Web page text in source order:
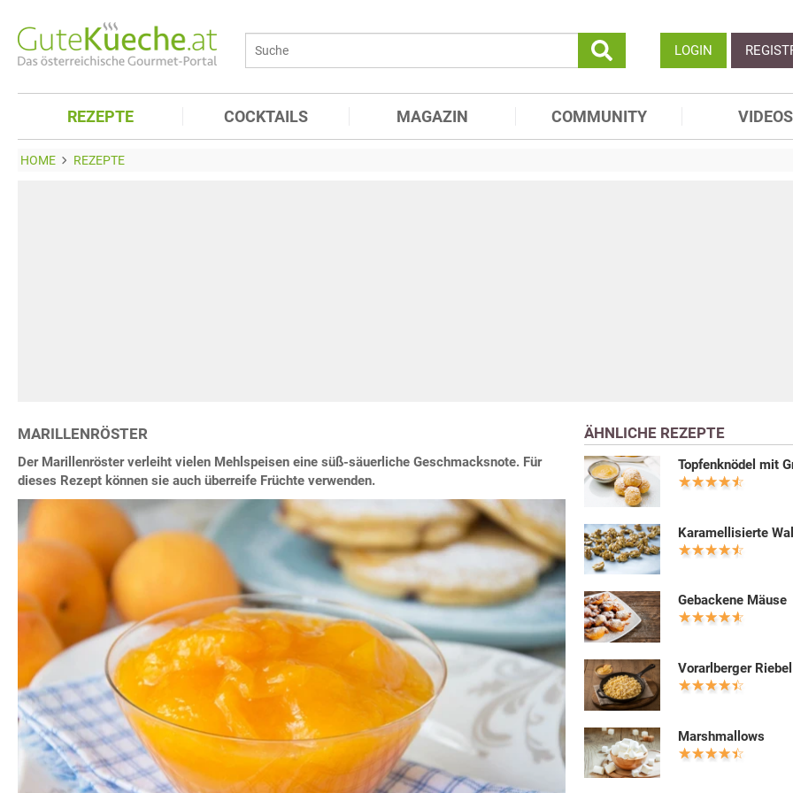
LOGIN
REZEPTE COCKTAILS MAGAZIN COMMUNITY VIDEOS
HOME REZEPTE
MARILLENRÖSTER
Der Marillenröster verleiht vielen Mehlspeisen eine süß-säuerliche Geschmacksnote. Für
dieses Rezept können sie auch überreife Früchte verwenden.
ÄHNLICHE REZEPTE
Topfenknödel mit
Karamellisierte
Gebackene Mäuse
Vorarlberger Riebel
Marshmallows